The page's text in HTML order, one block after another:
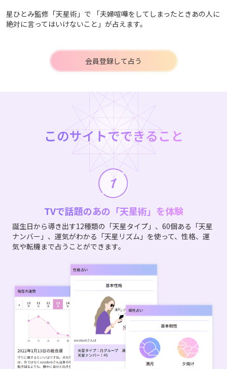
星ひとみ監修「天星術」で 「夫婦喧嘩をしてしまったときあの人に
絶対に言ってはいけないこと」が占えます。
会員登録して占う
このサイトでできること
TVで話題のあの「天星術」を体験
誕生日から導き出す12種類の「天星タイプ」、60個ある「天星
ナンバー」、運気がわかる「天星リズム」を使って、性格、運
気や転機まで占うことができます。